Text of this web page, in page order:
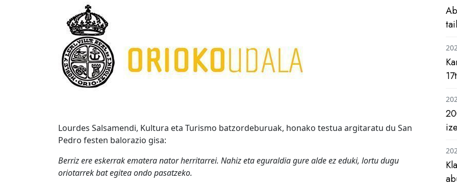
Lourdes Salsamendi, Kultura eta Turismo batzordeburuak, honako testua argitaratu du San
Pedro festen balorazio gisa:
Berriz ere eskerrak ematera nator herritarrei. Nahiz eta eguraldia gure alde ez eduki, lortu dugu
oriotarrek bat egitea ondo pasatzeko.